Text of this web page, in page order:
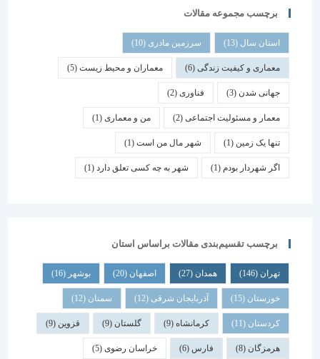
برچسب مجموعه مقالات
استان سال(13) سرزمین مادری(10)
معماری و کیفیت زندگی(6) معماران و محیط زیست(5)
جهانی شدن(3) فناوری (2)
معمار و مسئولیت اجتماعی (2) من و معماری (1)
تنها یک زمین(1) شهر مال من است(1)
اگر شهردار بودم (1) شهر به چه کسی تعلق دارد(1)
برچسب تقسیم‌بندی مقالات براساس استان
همدان اصفهان (20) بوشهر
خوزستان(15) آذربایجان شرقی(12) سمنان (12)
کردستان(11) کرمانشاه(9) گلستان (9) قزوین
هرمزگان(8) فارس خراسان رضوی(5)